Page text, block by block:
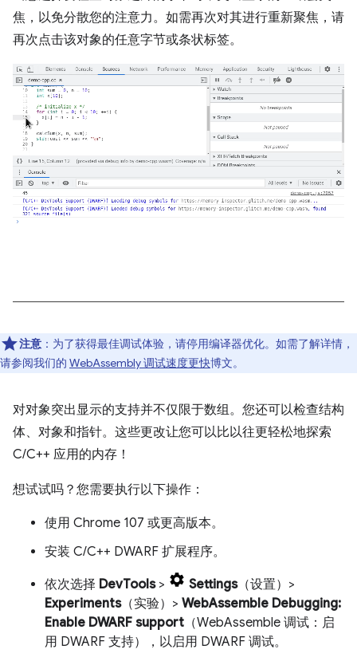
焦，以免分散您的注意力。如需再次对其进行重新聚焦，请
再次点击该对象的任意字节或条状标签。
注意 ：为了获得最佳调试体验，请停用编译器优化。如需了解详情，
请参阅我们的 WebAssembly 调试速度更快博文。
对对象突出显示的支持并不仅限于数组。您还可以检查结构
体、对象和指针。这些更改让您可以比以往更轻松地探索
C/C++ 应用的内存！
想试试吗？您需要执行以下操作：
使用 Chrome 107 或更高版本。
安装 C/C++ DWARF 扩展程序。
依次选择 DevTools> Settings（设置）>
Experiments（实验）> WebAssemble Debugging:
Enable DWARF support （WebAssemble 调试：启
用 DWARF 支持），以启用 DWARF 调试。